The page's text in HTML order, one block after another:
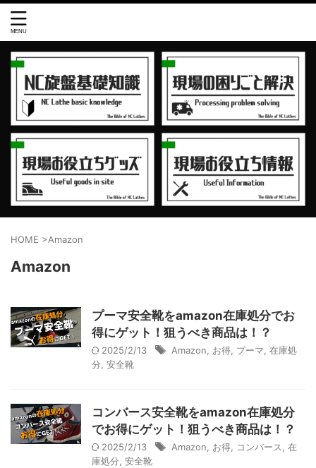
HOME >Amazon
Amazon
プーマ安全靴をamazon在庫処分でお
得にゲット！狙うべき商品は！？
2025/2/13 Amazon, お得, プーマ, 在庫処
分, 安全靴
コンバース安全靴をamazon在庫処分
でお得にゲット！狙うべき商品は！？
2025/2/13 Amazon, お得, コンバース, 在
庫処分, 安全靴